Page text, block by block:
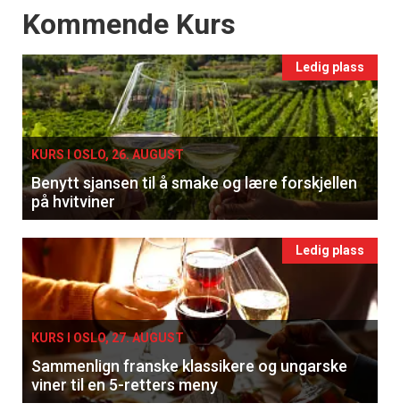
Events
Kommende Kurs
Ledig plass
KURS I OSLO, 26. AUGUST
Benytt sjansen til å smake og lære forskjellen
på hvitviner
Ledig plass
KURS I OSLO, 27. AUGUST
Sammenlign franske klassikere og ungarske
viner til en 5-retters meny